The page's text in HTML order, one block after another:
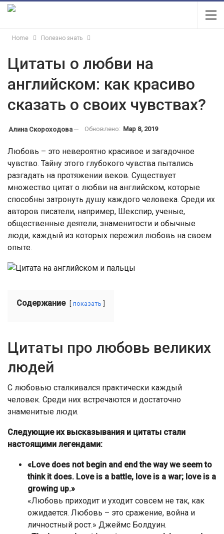
Home Полезно знать
Цитаты о любви на
английском: как красиво
сказать о своих чувствах?
Алина Скороходова Обновлено: Мар 8, 2019
Любовь – это невероятно красивое и загадочное
чувство. Тайну этого глубокого чувства пытались
разгадать на протяжении веков. Существует
множество цитат о любви на английском, которые
способны затронуть душу каждого человека. Среди их
авторов писатели, например, Шекспир, ученые,
общественные деятели, знаменитости и обычные
люди, каждый из которых пережил любовь на своем
опыте.
Содержание показать
Цитаты про любовь великих
людей
С любовью сталкивался практически каждый
человек. Среди них встречаются и достаточно
знаменитые люди.
Следующие их высказывания и цитаты стали
настоящими легендами:
«Love does not begin and end the way we seem to
think it does. Love is a battle, love is a war; love is a
growing up.»
«Любовь приходит и уходит совсем не так, как
ожидается. Любовь – это сражение, война и
личностный рост.» Джеймс Болдуин.